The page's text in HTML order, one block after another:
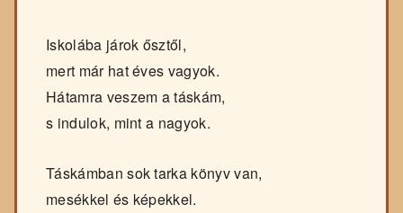
Iskolába járok ősztől,
mert már hat éves vagyok.
Hátamra veszem a táskám,
s indulok, mint a nagyok.
Táskámban sok tarka könyv van,
mesékkel és képekkel.